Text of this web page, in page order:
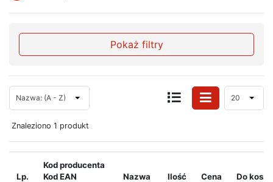
Pokaż filtry
Nazwa: (A - Z) 20
Znaleziono 1 produkt
Lp.
Kod producenta
Kod EAN
Nazwa Ilość Cena Do